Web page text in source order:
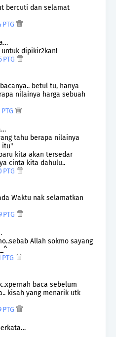
bercuti dan selamat
dipikir2kan!
betul tu, hanya
nilainya harga sebuah
tahu berapa nilainya
itu"
kita akan tersedar
cinta kita dahulu..
Waktu nak selamatkan
Allah sokmo sayang
baca sebelum
kisah yang menarik utk